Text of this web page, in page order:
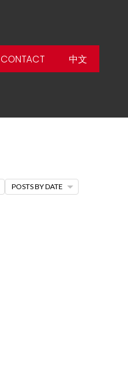
CONTACT 中文
POSTS BY DATE